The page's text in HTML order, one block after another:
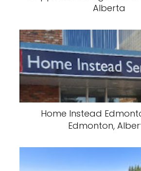
Alberta
Home Instead
Edmonton,